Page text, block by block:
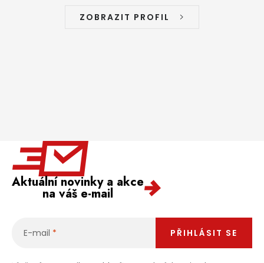
ZOBRAZIT PROFIL
Aktuální novinky a akce
na váš e-mail
E-mail PŘIHLÁSIT SE